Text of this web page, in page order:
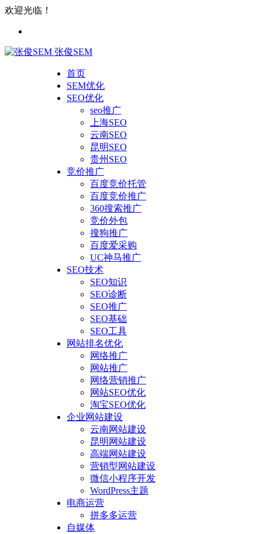
欢迎光临！
张俊SEM
首页
SEM优化
SEO优化
seo推广
上海SEO
云南SEO
昆明SEO
贵州SEO
竞价推广
百度竞价托管
百度竞价推广
360搜索推广
竞价外包
搜狗推广
百度爱采购
UC神马推广
SEO技术
SEO知识
SEO诊断
SEO推广
SEO基础
SEO工具
网站排名优化
网络推广
网站推广
网络营销推广
网站SEO优化
淘宝SEO优化
企业网站建设
云南网站建设
昆明网站建设
高端网站建设
营销型网站建设
微信小程序开发
WordPress主题
电商运营
拼多多运营
自媒体